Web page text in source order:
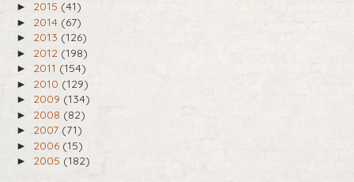
► 2015 (41)
► 2014 (67)
► 2013 (126)
► 2012 (198)
► 2011 (154)
► 2010 (129)
► 2009 (134)
► 2008 (82)
► 2007 (71)
► 2006 (15)
► 2005 (182)